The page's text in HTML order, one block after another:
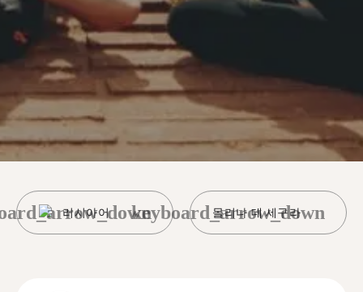
러시아어 몰리나 데 세구라
keyboard_arrow_down